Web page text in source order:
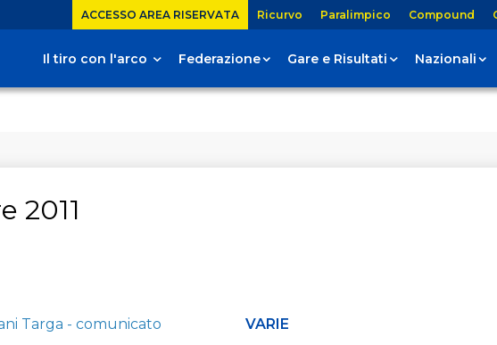
ACCESSO AREA RISERVATA Ricurvo Paralimpico Compound
Il tiro con l'arco Federazione Gare e Risultati Nazionali
2011
VARIE